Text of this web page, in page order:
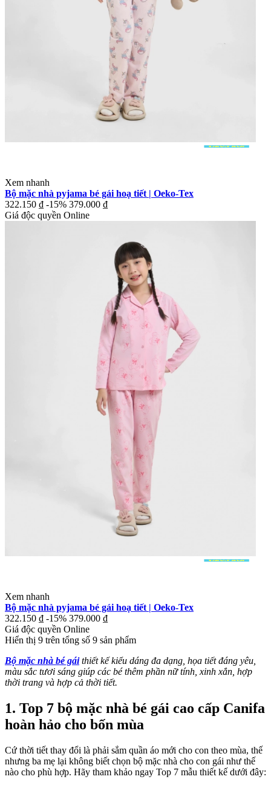
Xem nhanh
Bộ mặc nhà pyjama bé gái hoạ tiết | Oeko-Tex
322.150 ₫ -15% 379.000 ₫
Giá độc quyền Online
Xem nhanh
Bộ mặc nhà pyjama bé gái hoạ tiết | Oeko-Tex
322.150 ₫ -15% 379.000 ₫
Giá độc quyền Online
Hiển thị 9 trên tổng số 9 sản phẩm
Bộ mặc nhà bé gáithiết kế kiểu dáng đa dạng, họa tiết đáng yêu,
màu sắc tươi sáng giúp các bé thêm phần nữ tính, xinh xắn, hợp
thời trang và hợp cả thời tiết.
1. Top 7 bộ mặc nhà bé gái cao cấp Canifa
hoàn hảo cho bốn mùa
Cứ thời tiết thay đổi là phải sắm quần áo mới cho con theo mùa, thế
nhưng ba mẹ lại không biết chọn bộ mặc nhà cho con gái như thế
nào cho phù hợp. Hãy tham khảo ngay Top 7 mẫu thiết kế dưới đây: